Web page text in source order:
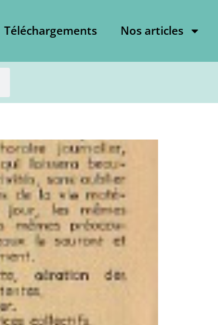
Téléchargements Nos articles